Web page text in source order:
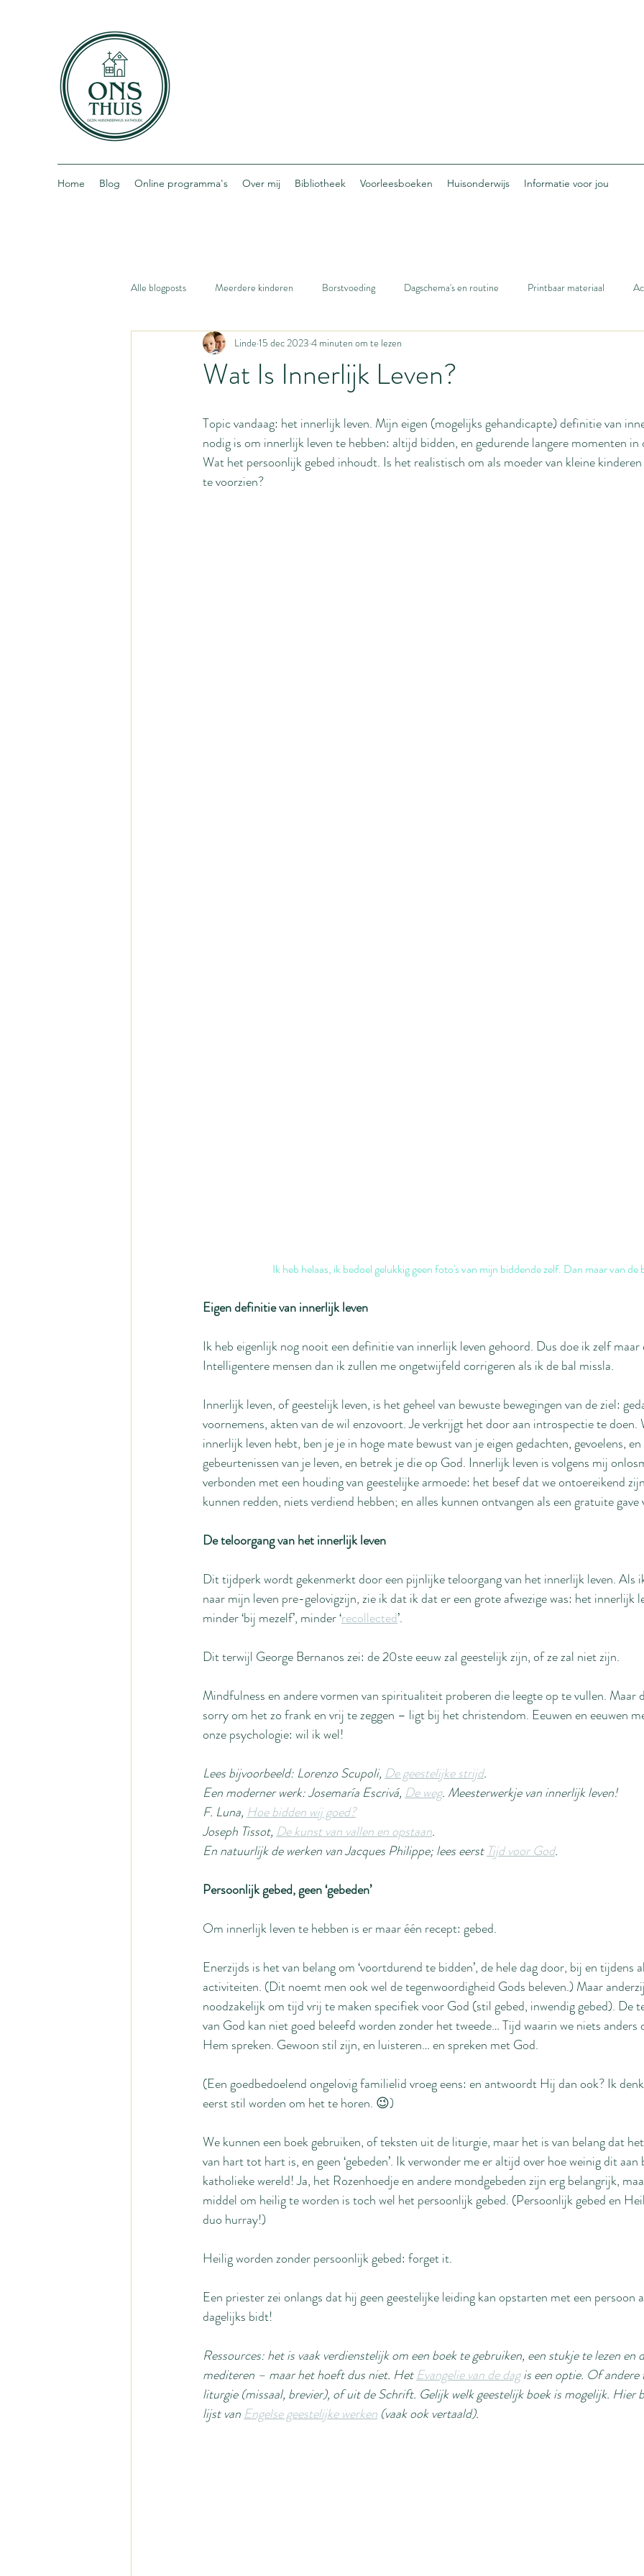
Home Blog Online programma's Over mij Bibliotheek Voorleesboeken Huisonderwijs Informatie voor jou
Alle blogposts Meerdere kinderen Borstvoeding Dagschema's en routine Printbaar materiaal
Liturgisch leven Katholiek geloof Grappig leven
Gastblog Opvoeding Baby Idiotieën Seksualiteit Huwelijk Body
Wat Is Innerlijk Leven?
Linde 15 dec 2023 4 minuten om te lezen
Topic vandaag: het innerlijk leven. Mijn eigen (mogelijks gehandicapte) definitie van
nodig is om innerlijk leven te hebben: altijd bidden, en gedurende langere momenten in
Wat het persoonlijk gebed inhoudt. Is het realistisch om als moeder van kleine
te voorzien?
Ik heb helaas, ik bedoel gelukkig geen foto's van mijn biddende zelf. Dan maar van de
Eigen definitie van innerlijk leven
Ik heb eigenlijk nog nooit een definitie van innerlijk leven gehoord. Dus doe ik zelf maar
Intelligentere mensen dan ik zullen me ongetwijfeld corrigeren als ik de bal missla.
Innerlijk leven, of geestelijk leven, is het geheel van bewuste bewegingen van de ziel:
voornemens, akten van de wil enzovoort. Je verkrijgt het door aan introspectie te doen.
innerlijk leven hebt, ben je je in hoge mate bewust van je eigen gedachten, gevoelens,
gebeurtenissen van je leven, en betrek je die op God. Innerlijk leven is volgens mij
verbonden met een houding van geestelijke armoede: het besef dat we ontoereikend
kunnen redden, niets verdiend hebben; en alles kunnen ontvangen als een gratuite gave
De teloorgang van het innerlijk leven
Dit tijdperk wordt gekenmerkt door een pijnlijke teloorgang van het innerlijk leven. Als
naar mijn leven pre-gelovigzijn, zie ik dat ik dat er een grote afwezige was: het innerlijk
minder ‘bij mezelf’, minder ‘recollected’.
Dit terwijl George Bernanos zei: de 20ste eeuw zal geestelijk zijn, of ze zal niet zijn.
Mindfulness en andere vormen van spiritualiteit proberen die leegte op te vullen. Maar
sorry om het zo frank en vrij te zeggen – ligt bij het christendom. Eeuwen en eeuwen
onze psychologie: wil ik wel!
Lees bijvoorbeeld: Lorenzo Scupoli, De geestelijke strijd.
Een moderner werk: Josemaría Escrivá, De weg. Meesterwerkje van innerlijk leven!
F. Luna, Hoe bidden wij goed?
Joseph Tissot, De kunst van vallen en opstaan.
En natuurlijk de werken van Jacques Philippe; lees eerst Tijd voor God.
Persoonlijk gebed, geen ‘gebeden’
Om innerlijk leven te hebben is er maar één recept: gebed.
Enerzijds is het van belang om ‘voortdurend te bidden’, de hele dag door, bij en tijdens
activiteiten. (Dit noemt men ook wel de tegenwoordigheid Gods beleven.) Maar
noodzakelijk om tijd vrij te maken specifiek voor God (stil gebed, inwendig gebed). De
van God kan niet goed beleefd worden zonder het tweede… Tijd waarin we niets anders
Hem spreken. Gewoon stil zijn, en luisteren… en spreken met God.
(Een goedbedoelend ongelovig familielid vroeg eens: en antwoordt Hij dan ook? Ik
eerst stil worden om het te horen. 😉)
We kunnen een boek gebruiken, of teksten uit de liturgie, maar het is van belang dat
van hart tot hart is, en geen ‘gebeden’. Ik verwonder me er altijd over hoe weinig dit
katholieke wereld! Ja, het Rozenhoedje en andere mondgebeden zijn erg belangrijk,
middel om heilig te worden is toch wel het persoonlijk gebed. (Persoonlijk gebed en
duo hurray!)
Heilig worden zonder persoonlijk gebed: forget it.
Een priester zei onlangs dat hij geen geestelijke leiding kan opstarten met een persoon
dagelijks bidt!
Ressources: het is vaak verdienstelijk om een boek te gebruiken, een stukje te lezen en
mediteren – maar het hoeft dus niet. Het Evangelie van de dag is een optie. Of andere
liturgie (missaal, brevier), of uit de Schrift. Gelijk welk geestelijk boek is mogelijk. Hier
lijst van Engelse geestelijke werken (vaak ook vertaald).